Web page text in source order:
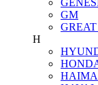
GM
H
HAIMA